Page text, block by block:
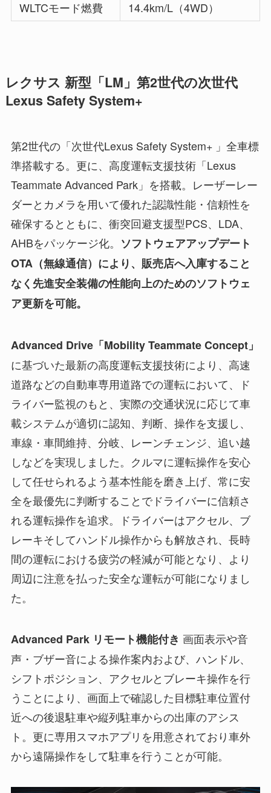
WLTCモード燃費
14.4km/L（4WD）
レクサス 新型「LM」第2世代の次世代
Lexus Safety System+
第2世代の「次世代Lexus Safety System+ 」全車標
準搭載する。更に、高度運転支援技術「Lexus
Teammate Advanced Park」を搭載。レーザーレー
ダーとカメラを用いて優れた認識性能・信頼性を
確保するとともに、衝突回避支援型PCS、LDA、
AHBをパッケージ化。 ソフトウェアアップデート
OTA（無線通信）により、販売店へ入庫すること
なく先進安全装備の性能向上のためのソフトウェ
ア更新を可能。
Advanced Drive「Mobility Teammate Concept」
に基づいた最新の高度運転支援技術により、高速
道路などの自動車専用道路での運転において、ド
ライバー監視のもと、実際の交通状況に応じて車
載システムが適切に認知、判断、操作を支援し、
車線・車間維持、分岐、レーンチェンジ、追い越
しなどを実現しました。クルマに運転操作を安心
して任せられるよう基本性能を磨き上げ、常に安
全を最優先に判断することでドライバーに信頼さ
れる運転操作を追求。ドライバーはアクセル、ブ
レーキそしてハンドル操作からも解放され、長時
間の運転における疲労の軽減が可能となり、より
周辺に注意を払った安全な運転が可能になりまし
た。
Advanced Park リモート機能付き 画面表示や音
声・ブザー音による操作案内および、ハンドル、
シフトポジション、アクセルとブレーキ操作を行
うことにより、画面上で確認した目標駐車位置付
近への後退駐車や縦列駐車からの出庫のアシス
ト。更に専用スマホアプリを用意されており車外
から遠隔操作をして駐車を行うことが可能。